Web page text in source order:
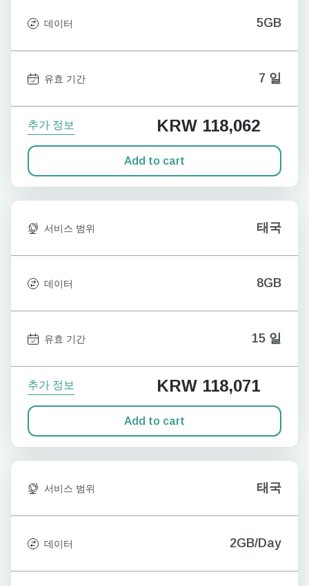
데이터 5GB
유효 기간 7 일
추가 정보 KRW 118,062
Add to cart
서비스 범위 태국
데이터 8GB
유효 기간 15 일
추가 정보 KRW 118,071
Add to cart
서비스 범위 태국
데이터 2GB/Day